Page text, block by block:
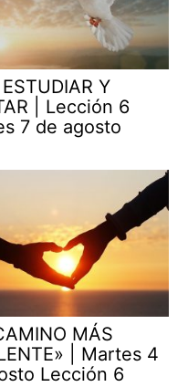
Y
| Lección 6
7 de agosto
MÁS
| Martes 4
Lección 6